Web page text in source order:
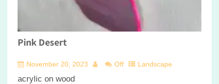
Pink Desert
November 20, 2023 Off Landscape
acrylic on wood